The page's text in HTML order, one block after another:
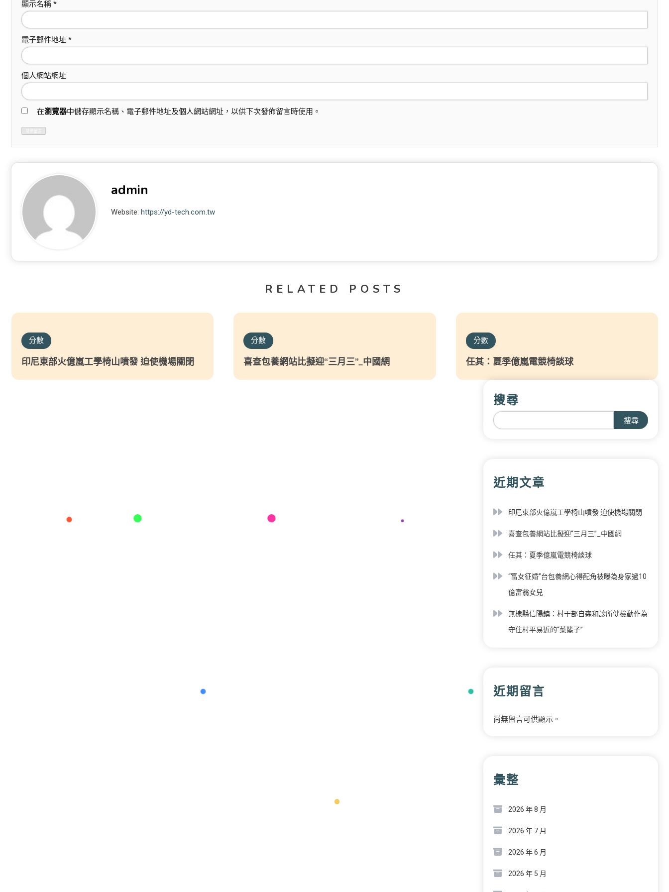
顯示名稱 *
電子郵件地址 *
個人網站網址
在瀏覽器中儲存顯示名稱、電子郵件地址及個人網站網址，以供下次發佈留言時使用。
admin
Website:https://yd-tech.com.tw
RELATED POSTS
分數
印尼東部火億嵐工學椅山噴發 迫使機場關閉
分數
喜查包養網站比擬迎“三月三”_中國網
分數
任其：夏季億嵐電競椅談球
搜尋
搜尋
近期文章
印尼東部火億嵐工學椅山噴發 迫使機場關閉
喜查包養網站比擬迎“三月三”_中國網
任其：夏季億嵐電競椅談球
“富女征婚”台包養網心得配角被曝為身家過10
億富翁女兒
無棣縣信陽鎮：村干部自森和診所健檢動作為
守住村平易近的“菜籃子”
近期留言
尚無留言可供顯示。
彙整
2026 年 8 月
2026 年 7 月
2026 年 6 月
2026 年 5 月